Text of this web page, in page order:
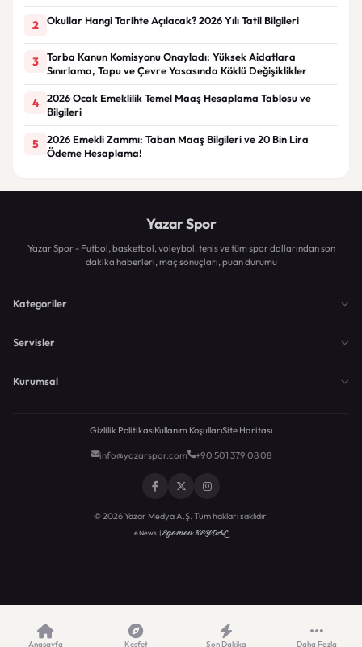
2 Okullar Hangi Tarihte Açılacak? 2026 Yılı Tatil Bilgileri
3
Torba Kanun Komisyonu Onayladı: Yüksek Aidatlara
Sınırlama, Tapu ve Çevre Yasasında Köklü Değişiklikler
4
2026 Ocak Emeklilik Temel Maaş Hesaplama Tablosu ve
Bilgileri
5
2026 Emekli Zammı: Taban Maaş Bilgileri ve 20 Bin Lira
Ödeme Hesaplama!
Yazar Spor
Yazar Spor - Futbol, basketbol, voleybol, tenis ve tüm spor dallarından son
dakika haberleri, maç sonuçları, puan durumu
Kategoriler
Servisler
Kurumsal
Gizlilik PolitikasıKullanım KoşullarıSite Haritası
info@yazarspor.com +90 501 379 08 08
© 2026 Yazar Medya A.Ş. Tüm hakları saklıdır.
eNews |Egemen KEYDAL
Anasayfa Keşfet Son Dakika Daha Fazla